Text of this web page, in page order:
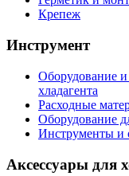
Крепеж
Инструмент
Оборудование
хладагента
Расходные
Оборудование
Инструменты и
Аксессуары для